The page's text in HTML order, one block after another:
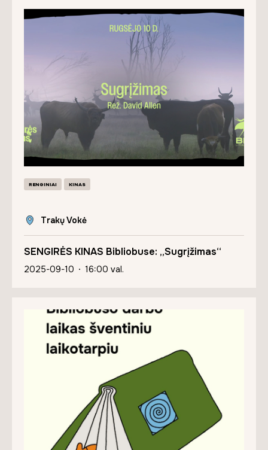
RENGINIAI KINAS
SENGIRĖS KINAS Bibliobuse: „Sugrįžimas“
2025-09-10 16:00 val.
Trakų Vokė